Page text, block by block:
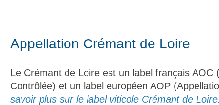
Appellation Crémant de Loire
Le Crémant de Loire est un label français AOC
Contrôlée) et un label européen AOP
savoir plus sur le label viticole Crémant de